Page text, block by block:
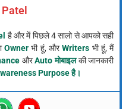
Patel
है और में पिछले 4 सालो से आपको सही
Ownerभी हूं, औरWriters भी हूं, मैं
औरAuto मोबाइलकी जानकारी
Purpose है।